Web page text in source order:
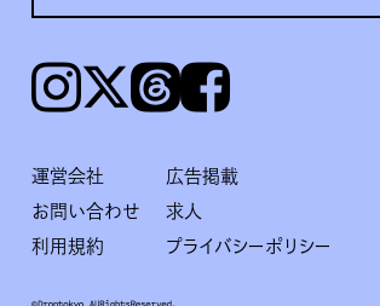
Instagram𝕏ThreadsFacebook
運営会社
広告掲載
お問い合わせ
求人
利用規約
プライバシーポリシー